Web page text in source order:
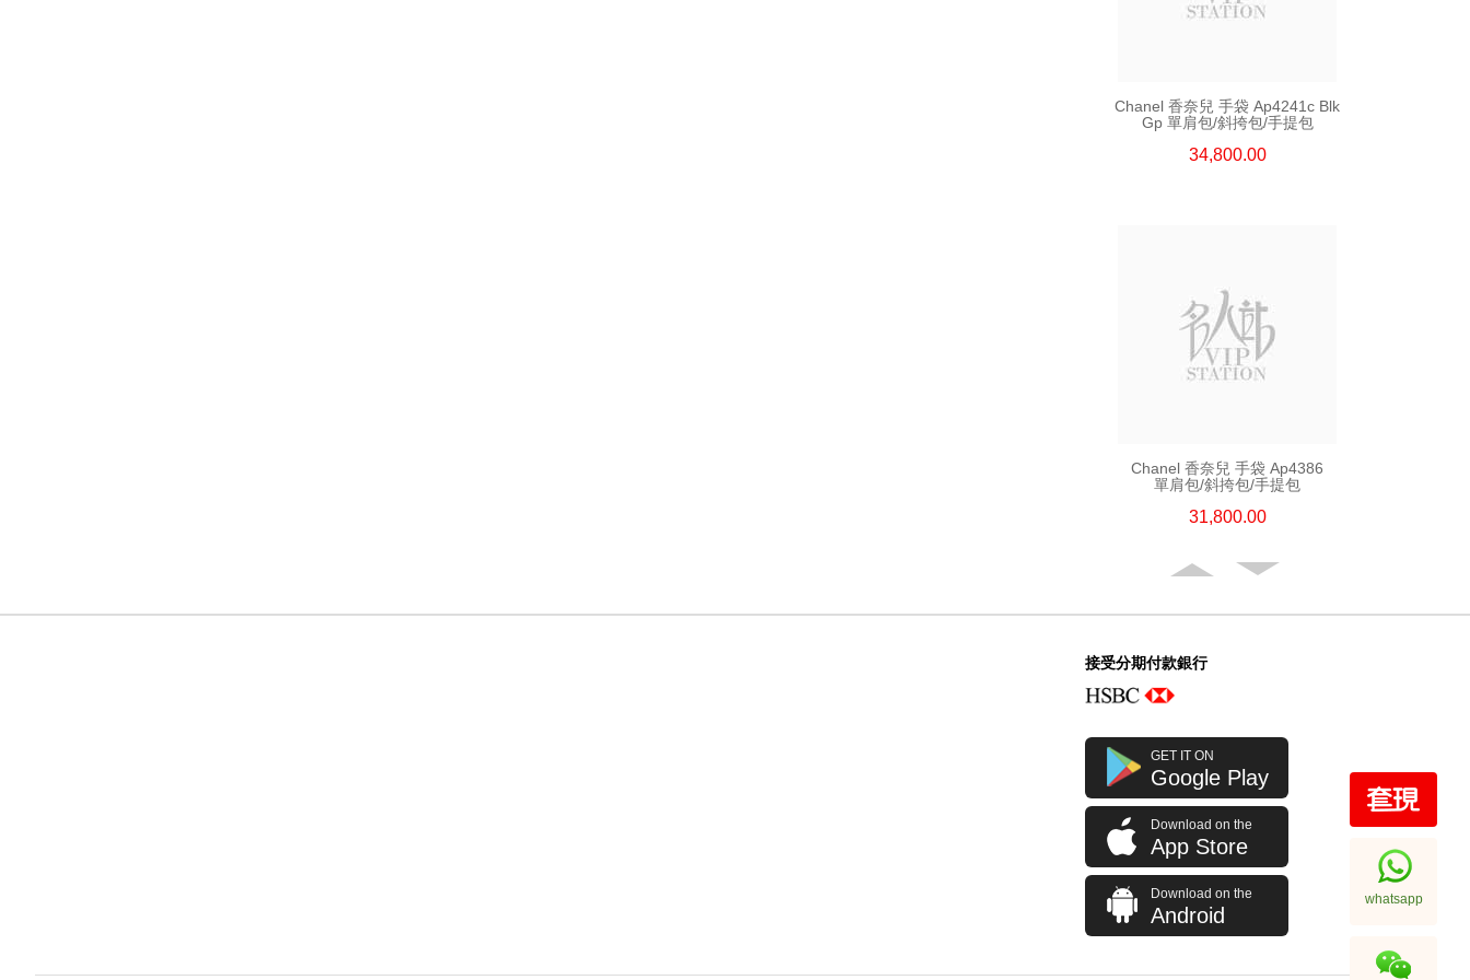
Chanel 香奈兒 手袋 Ap4241c Blk
Gp 單肩包/斜挎包/手提包
34,800.00
Chanel 香奈兒 手袋 Ap4386
單肩包/斜挎包/手提包
31,800.00
Chanel 香奈兒 手袋 Ap4936c Blk
Gp 單肩包/斜挎包
32,800.00
接受分期付款銀行
GET IT ON
Google Play
Download on the
App Store
Download on the
Android
whatsapp